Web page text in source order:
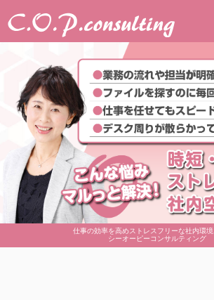
仕事の効率を高めストレスフリーな社内環境
シーオーピーコンサルティング